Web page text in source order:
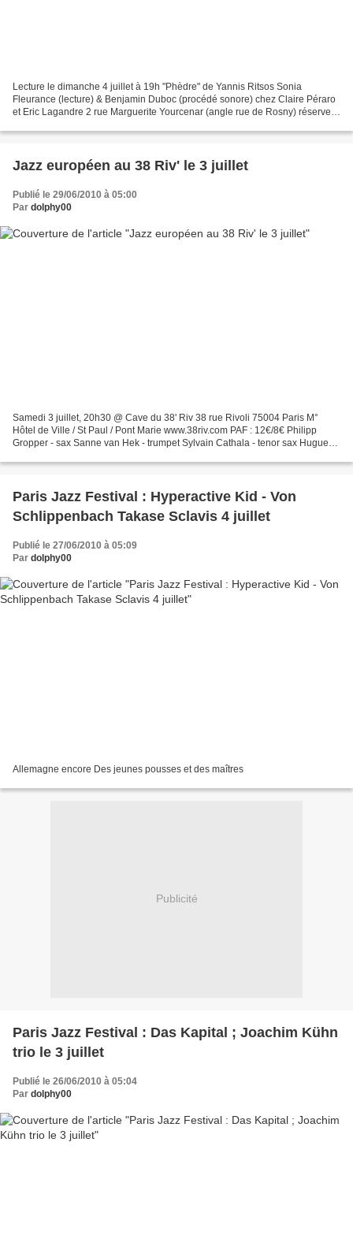
Lecture le dimanche 4 juillet à 19h "Phèdre" de Yannis Ritsos Sonia
Fleurance (lecture) & Benjamin Duboc (procédé sonore) chez Claire Péraro
et Eric Lagandre 2 rue Marguerite Yourcenar (angle rue de Rosny) réservez
Jazz européen au 38 Riv' le 3 juillet
Publié le 29/06/2010 à 05:00
Par dolphy00
Samedi 3 juillet, 20h30 @ Cave du 38' Riv 38 rue Rivoli 75004 Paris M°
Hôtel de Ville / St Paul / Pont Marie www.38riv.com PAF : 12€/8€ Philipp
Gropper - sax Sanne van Hek - trumpet Sylvain Cathala - tenor sax Hugues
Paris Jazz Festival : Hyperactive Kid - Von
Schlippenbach Takase Sclavis 4 juillet
Publié le 27/06/2010 à 05:09
Par dolphy00
Allemagne encore Des jeunes pousses et des maîtres
Publicité
Paris Jazz Festival : Das Kapital ; Joachim Kühn
trio le 3 juillet
Publié le 26/06/2010 à 05:04
Par dolphy00